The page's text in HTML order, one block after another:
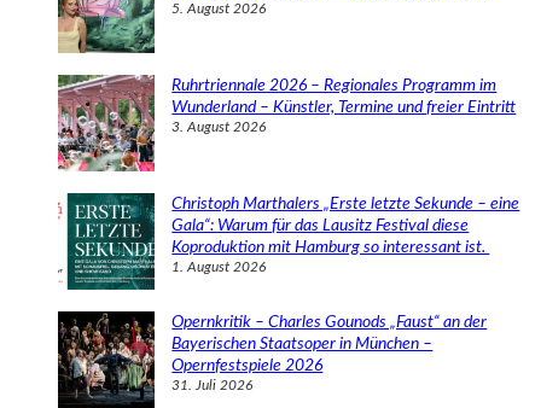
5. August 2026
Ruhrtriennale 2026 – Regionales Programm im
Wunderland – Künstler, Termine und freier Eintritt
3. August 2026
Christoph Marthalers „Erste letzte Sekunde – eine
Gala“: Warum für das Lausitz Festival diese
Koproduktion mit Hamburg so interessant ist.
1. August 2026
Opernkritik – Charles Gounods „Faust“ an der
Bayerischen Staatsoper in München –
Opernfestspiele 2026
31. Juli 2026